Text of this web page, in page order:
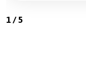
1/ 5